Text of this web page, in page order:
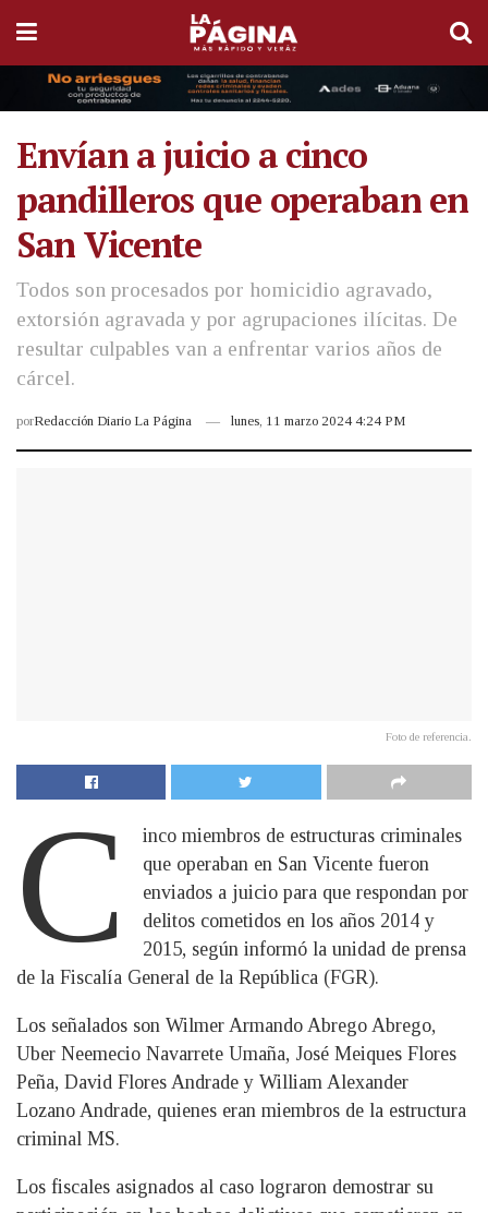
Envían a juicio a cinco
pandilleros que operaban en
San Vicente
Todos son procesados por homicidio agravado,
extorsión agravada y por agrupaciones ilícitas. De
resultar culpables van a enfrentar varios años de
cárcel.
porRedacción Diario La Página lunes, 11 marzo 2024 4:24 PM
Foto de referencia.
C
inco miembros de estructuras criminales
que operaban en San Vicente fueron
enviados a juicio para que respondan por
delitos cometidos en los años 2014 y
2015, según informó la unidad de prensa
de la Fiscalía General de la República (FGR).
Los señalados son Wilmer Armando Abrego Abrego,
Uber Neemecio Navarrete Umaña, José Meiques Flores
Peña, David Flores Andrade y William Alexander
Lozano Andrade, quienes eran miembros de la estructura
criminal MS.
Los fiscales asignados al caso lograron demostrar su